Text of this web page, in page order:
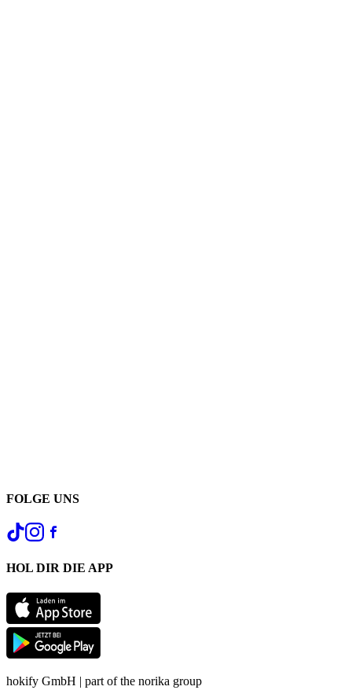
FOLGE UNS
HOL DIR DIE APP
hokify GmbH | part of the norika group